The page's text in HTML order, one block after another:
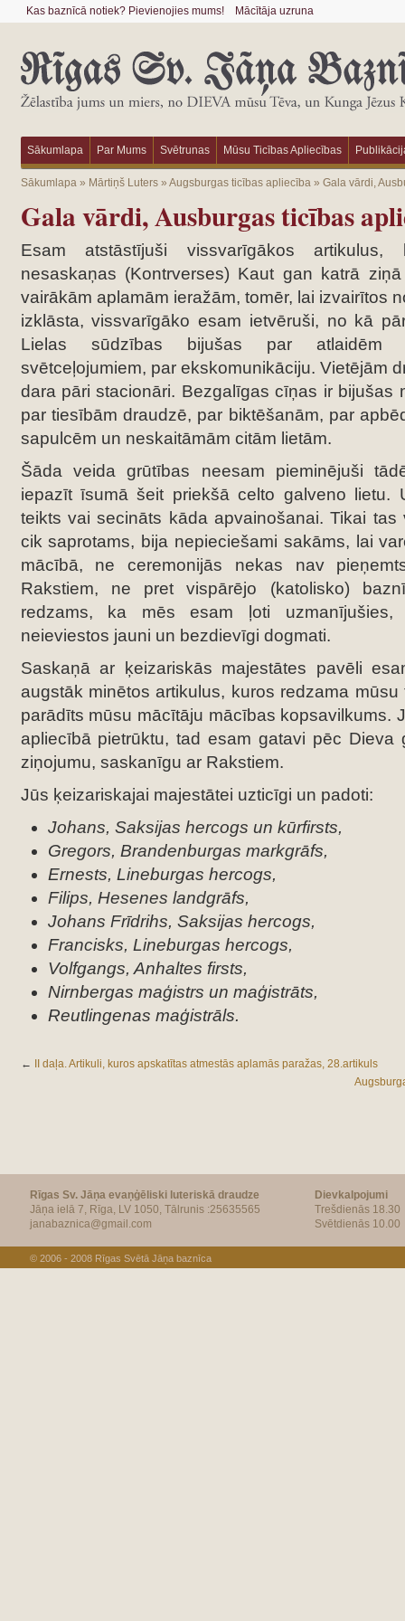
Kas baznīcā notiek? Pievienojies mums! Mācītāja uzruna
Sākumlapa Par Mums Svētrunas Mūsu Ticības Apliecības
Sākumlapa» Mārtiņš Luters» Augsburgas ticības apliecība» Gala vārdi,
Gala vārdi, Ausburgas ticības
Esam atstāstījuši vissvarīgākos
nesaskaņas (Kontrverses) Kaut gan katrā
vairākām aplamām ieražām, tomēr, lai izvairītos
izklāsta, vissvarīgāko esam ietvēruši, no kā
Lielas sūdzības bijušas par atlaidēm
svētceļojumiem, par ekskomunikāciju. Vietējām
dara pāri stacionāri. Bezgalīgas cīņas ir bijušas
par tiesībām draudzē, par biktēšanām, par
sapulcēm un neskaitāmām citām lietām.
Šāda veida grūtības neesam pieminējuši
iepazīt īsumā šeit priekšā celto galveno
teikts vai secināts kāda apvainošanai. Tikai
cik saprotams, bija nepieciešami sakāms, lai
mācībā, ne ceremonijās nekas nav
Rakstiem, ne pret vispārējo (katolisko)
redzams, ka mēs esam ļoti
neieviestos jauni un bezdievīgi dogmati.
Saskaņā ar ķeizariskās majestātes pavēli
augstāk minētos artikulus, kuros redzama
parādīts mūsu mācītāju mācības kopsavilkums.
apliecībā pietrūktu, tad esam gatavi pēc Dieva
ziņojumu, saskanīgu ar Rakstiem.
Jūs ķeizariskajai majestātei uzticīgi un padoti:
Johans, Saksijas hercogs un kūrfirsts,
Gregors, Brandenburgas markgrāfs,
Ernests, Lineburgas hercogs,
Filips, Hesenes landgrāfs,
Johans Frīdrihs, Saksijas hercogs,
Francisks, Lineburgas hercogs,
Volfgangs, Anhaltes firsts,
Nirnbergas maģistrs un maģistrāts,
Reutlingenas maģistrāls.
←
II daļa. Artikuli, kuros apskatītas atmestās aplamās paražas, 28.artikuls
Rīgas Sv. Jāņa evaņģēliski luteriskā draudze
Jāņa ielā 7, Rīga, LV 1050, Tālrunis :25635565
janabaznica@gmail.com
Dievkalpojumi
Trešdienās 18.30
Svētdienās 10.00
© 2006 - 2008 Rīgas Svētā Jāņa baznīca